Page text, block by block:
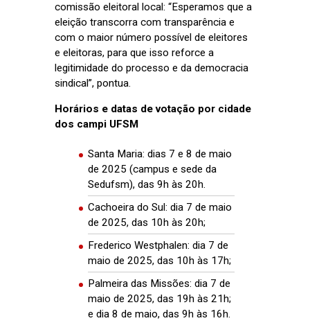
comissão eleitoral local: “Esperamos que a
eleição transcorra com transparência e
com o maior número possível de eleitores
e eleitoras, para que isso reforce a
legitimidade do processo e da democracia
sindical”, pontua.
Horários e datas de votação por cidade
dos campi UFSM
Santa Maria: dias 7 e 8 de maio
de 2025 (campus e sede da
Sedufsm), das 9h às 20h.
Cachoeira do Sul: dia 7 de maio
de 2025, das 10h às 20h;
Frederico Westphalen: dia 7 de
maio de 2025, das 10h às 17h;
Palmeira das Missões: dia 7 de
maio de 2025, das 19h às 21h;
e dia 8 de maio, das 9h às 16h.